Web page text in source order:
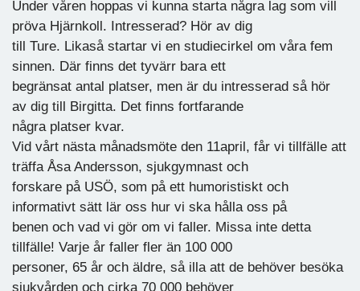
Under våren hoppas vi kunna starta några lag som vill
pröva Hjärnkoll. Intresserad? Hör av dig
till Ture. Likaså startar vi en studiecirkel om våra fem
sinnen. Där finns det tyvärr bara ett
begränsat antal platser, men är du intresserad så hör
av dig till Birgitta. Det finns fortfarande
några platser kvar.
Vid vårt nästa månadsmöte den 11april, får vi tillfälle att
träffa Åsa Andersson, sjukgymnast och
forskare på USÖ, som på ett humoristiskt och
informativt sätt lär oss hur vi ska hålla oss på
benen och vad vi gör om vi faller. Missa inte detta
tillfälle! Varje år faller fler än 100 000
personer, 65 år och äldre, så illa att de behöver besöka
sjukvården och cirka 70 000 behöver